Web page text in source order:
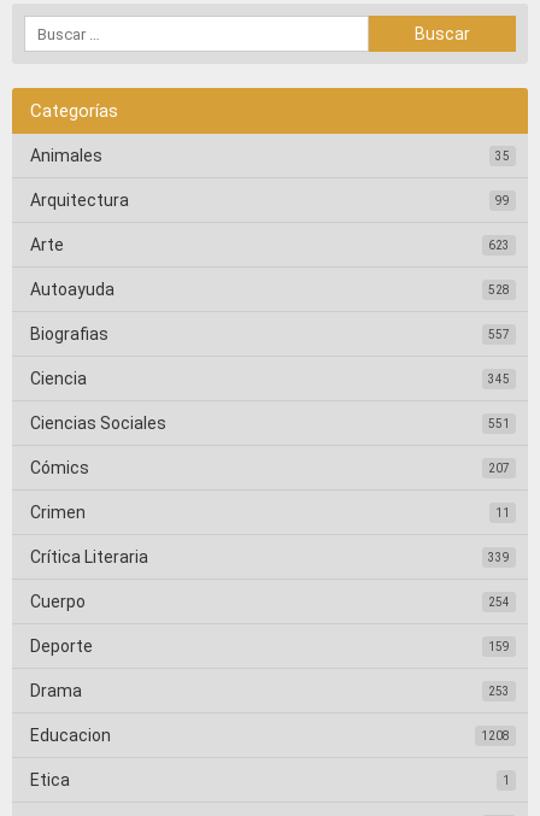
Categorías
Animales 35
Arquitectura 99
Arte 623
Autoayuda 528
Biografias 557
Ciencia 345
Ciencias Sociales 551
Cómics 207
Crimen 11
Crítica Literaria 339
Cuerpo 254
Deporte 159
Drama 253
Educacion 1208
Etica 1